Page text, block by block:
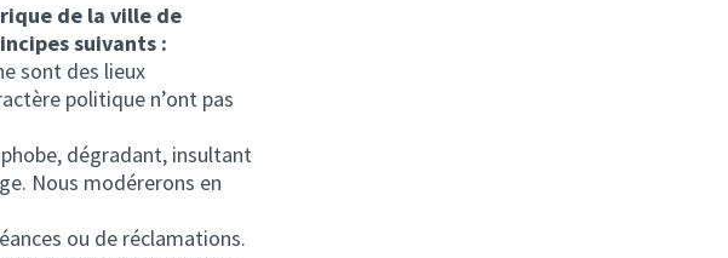
de la ville de
suivants :
sont des lieux
politique n’ont pas
dégradant, insultant
Nous modérerons en
ou de réclamations.